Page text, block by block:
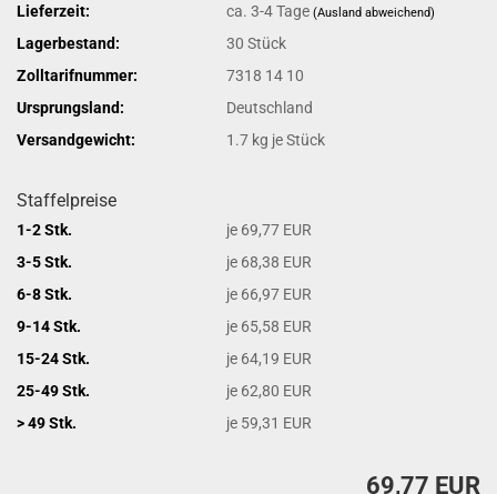
Lieferzeit:
ca. 3-4 Tage(Ausland abweichend)
Lagerbestand: 30Stück
Zolltarifnummer:
7318 14 10
Ursprungsland:
Deutschland
Versandgewicht:
1.7 kg je Stück
Staffelpreise
1-2 Stk.
je 69,77 EUR
3-5 Stk.
je 68,38 EUR
6-8 Stk.
je 66,97 EUR
9-14 Stk.
je 65,58 EUR
15-24 Stk.
je 64,19 EUR
25-49 Stk.
je 62,80 EUR
> 49 Stk.
je 59,31 EUR
69,77 EUR